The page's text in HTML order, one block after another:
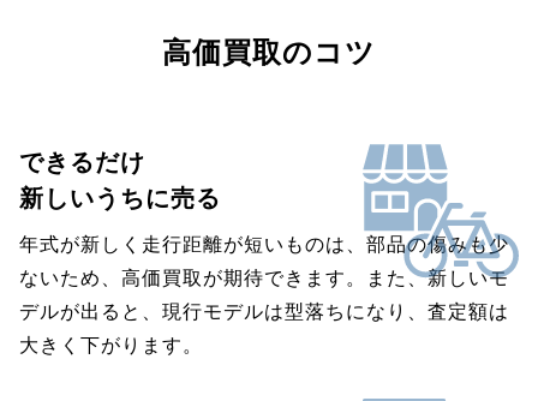
高価買取のコツ
できるだけ
新しいうちに売る
年式が新しく走行距離が短いものは、部品の傷みも少
ないため、高価買取が期待できます。また、新しいモ
デルが出ると、現行モデルは型落ちになり、査定額は
大きく下がります。